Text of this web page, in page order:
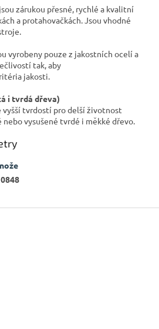
zárukou přesné, rychlé a kvalitní
a protahovačkách. Jsou vhodné
vyrobeny pouze z jakostních ocelí a
tak, aby
jakosti.
i tvrdá dřeva)
vyšší tvrdostí pro delší životnost
vysušené tvrdé i měkké dřevo.